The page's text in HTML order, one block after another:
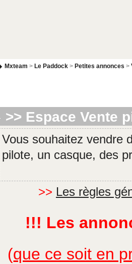
Mxteam > Le Paddock> Petites annonces >
>> Espace Vente
Vous souhaitez vendre
pilote, un casque, des
>> Les règles
!!! Les
(que ce soit en